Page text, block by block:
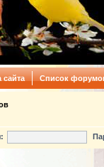
сайта Список